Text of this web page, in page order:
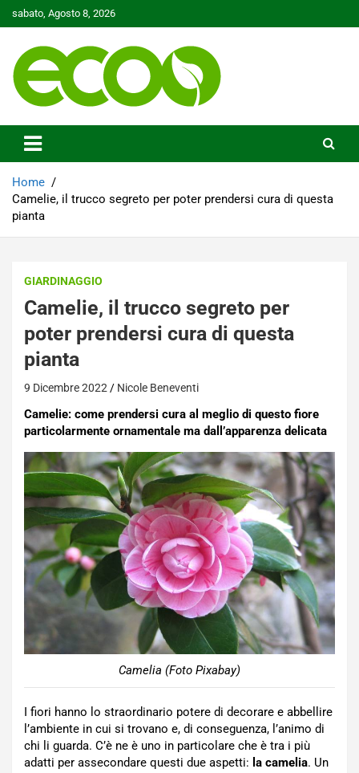
to
sabato, Agosto 8, 2026
Ecoo.it
Home
Camelie, il trucco segreto per poter prendersi cura di questa
pianta
GIARDINAGGIO
Camelie, il trucco segreto per
poter prendersi cura di questa
pianta
9 Dicembre 2022 Nicole Beneventi
Camelie: come prendersi cura al meglio di questo fiore
particolarmente ornamentale ma dall’apparenza delicata
Camelia (Foto Pixabay)
I fiori hanno lo straordinario potere di decorare e abbellire
l’ambiente in cui si trovano e, di conseguenza, l’animo di
chi li guarda. C’è ne è uno in particolare che è tra i più
adatti per assecondare questi due aspetti: la camelia. Un